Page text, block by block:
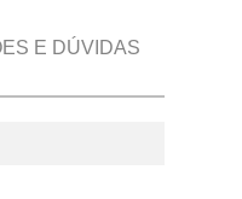
E DÚVIDAS